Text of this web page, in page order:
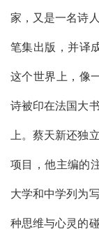
家，又是一名诗人
笔集出版，并译
这个世界上，像
诗被印在法国大
上。蔡天新还独
项目，他主编的
大学和中学列为
种思维与心灵的